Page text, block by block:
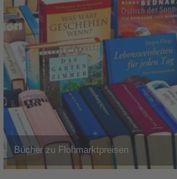
Bücher zu Flohmarktpreisen